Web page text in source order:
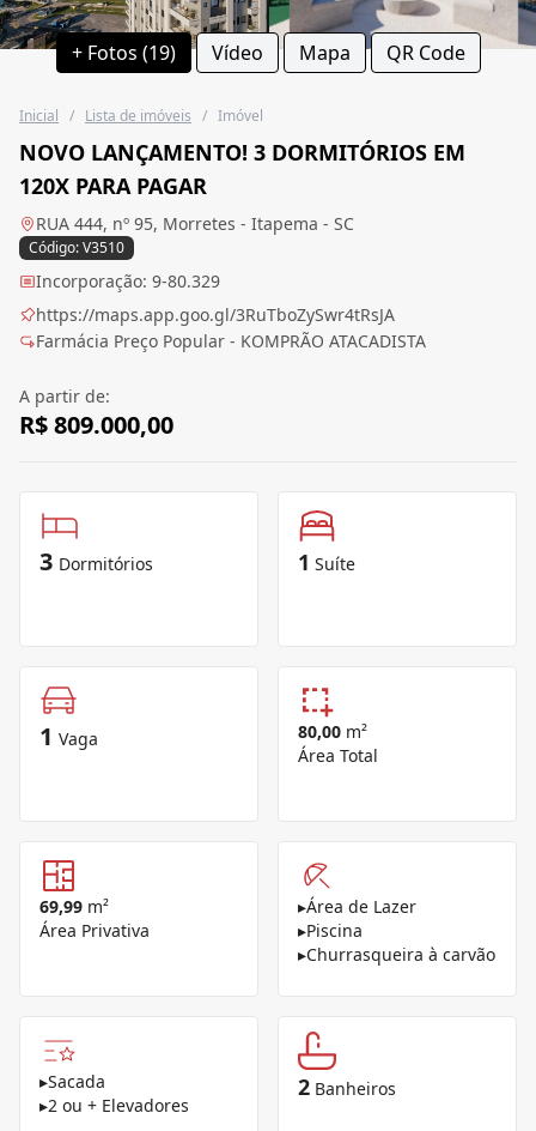
+ Fotos (19) Vídeo Mapa QR Code
Inicial / Lista de imóveis / Imóvel
NOVO LANÇAMENTO! 3 DORMITÓRIOS EM
120X PARA PAGAR
RUA 444, nº 95, Morretes - Itapema - SC
Código: V3510
Incorporação: 9-80.329
https://maps.app.goo.gl/3RuTboZySwr4tRsJA
Farmácia Preço Popular - KOMPRÃO ATACADISTA
A partir de:
R$ 809.000,00
3 Dormitórios 1 Suíte
1 Vaga 80,00 m²
Área Total
69,99 m²
Área Privativa
▸Área de Lazer
▸Piscina
▸Churrasqueira à carvão
▸Sacada
▸2 ou + Elevadores
2 Banheiros